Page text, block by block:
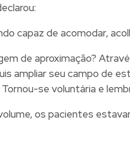
capaz de acomodar,
de aproximação?
ampliar seu campo de
se voluntária e
os pacientes